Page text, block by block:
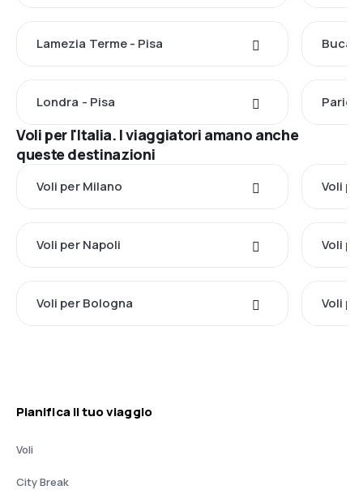
Lamezia Terme - Pisa
Londra - Pisa Parigi
Voli per l'Italia. I viaggiatori amano anche
queste destinazioni
Voli per Milano Voli
Voli per Napoli Voli
Voli per Bologna Voli
Pianifica il tuo viaggio
Voli
City Break